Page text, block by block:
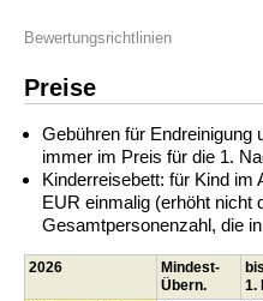
Bewertungsrichtlinien
Preise
Gebühren für Endreinigung
immer im Preis für die 1.
Kinderreisebett: für Kind im
EUR einmalig (erhöht nicht
Gesamtpersonenzahl, die
2026
Mindest-
Übern.
1.